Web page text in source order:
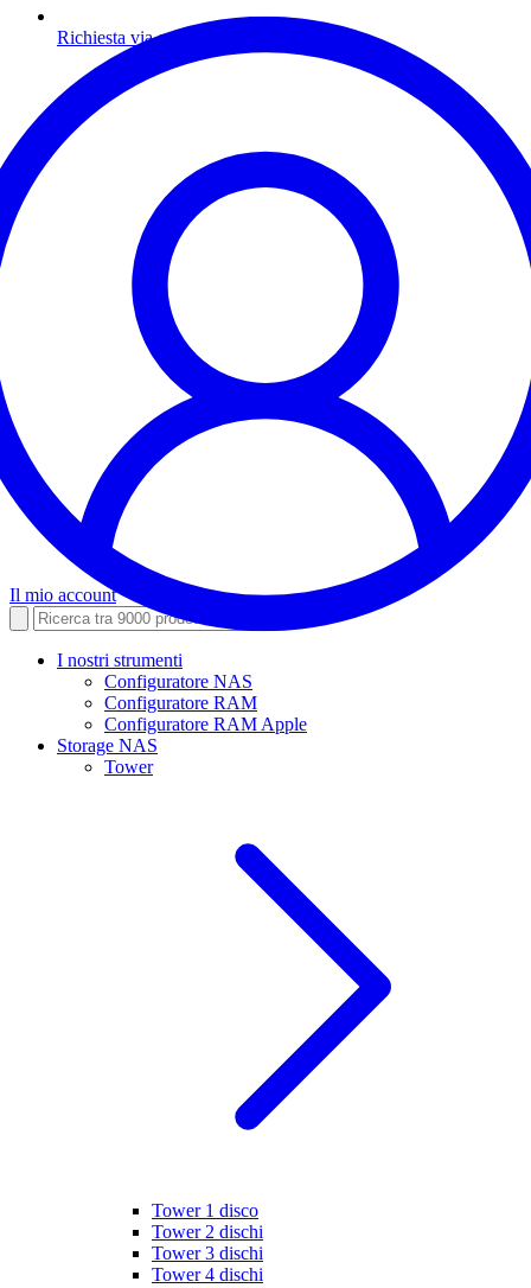
Richiesta via email
Il mio account
I nostri strumenti
Configuratore NAS
Configuratore RAM
Configuratore RAM Apple
Storage NAS
Tower
Tower 1 disco
Tower 2 dischi
Tower 3 dischi
Tower 4 dischi